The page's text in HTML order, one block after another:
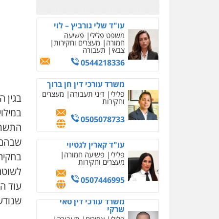
עו"ד שלי גורביץ – לוי
משפט פלילי פשיעה
חמורה מעצרים וחקירות
צבאי תעבורה
0544218336
משרד עורכי דין חן ברוך
פלילי דיני תעבורה מעצרים
וחקירות
0505078733
עו"ד קארין לגטיוי
פלילי פשיעה חמורה
מעצרים וחקירות
0507446995
משרד עורכי דין טאי
שרקי
עוד